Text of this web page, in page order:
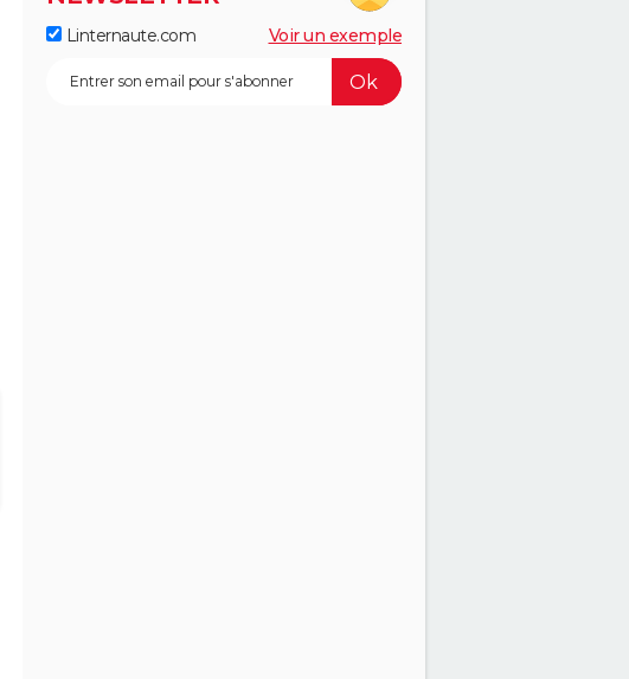
Linternaute.com Voir un exemple